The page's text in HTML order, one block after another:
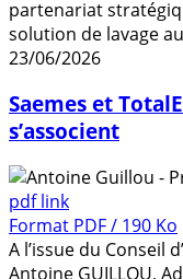
partenariat
solution de lavage
23/06/2026
Saemes et
s’associent
pdf link
Format PDF / 190 Ko
A l’issue du Conseil
Antoine GUILLOU,